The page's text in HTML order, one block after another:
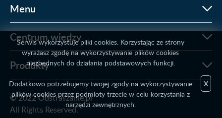
Menu
Centrum wiedzy
Produkty
© 2022 Odstraszanie.pl
All Rights Reserved.
Serwis wykorzystuje pliki cookies. Korzystając ze strony
wyrażasz zgodę na wykorzystywanie plików cookies
niezbędnych do działania podstawowych funkcji.
Dodatkowo potrzebujemy twojej zgody na wykorzystywanie
plików cookies przez podmioty trzecie w celu korzystania z
narzędzi zewnętrznych.
X